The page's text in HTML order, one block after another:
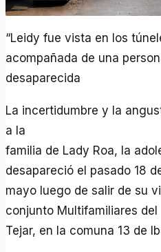
“Leidy fue vista en los
acompañada de una
desaparecida
La incertidumbre y la
a la
familia de Lady Roa, la
desapareció el pasado 18
mayo luego de salir de su
conjunto Multifamiliares del
Tejar, en la comuna 13 de